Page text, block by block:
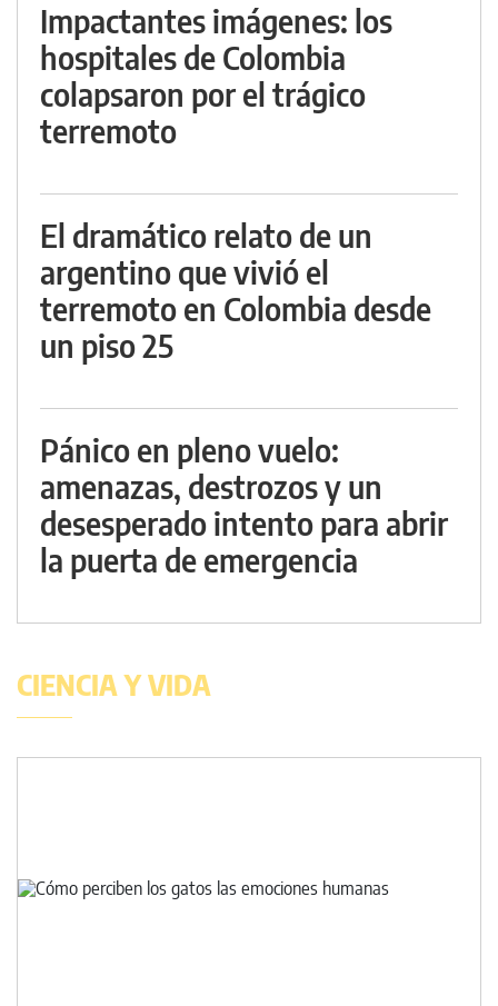
Impactantes imágenes: los
hospitales de Colombia
colapsaron por el trágico
terremoto
El dramático relato de un
argentino que vivió el
terremoto en Colombia desde
un piso 25
Pánico en pleno vuelo:
amenazas, destrozos y un
desesperado intento para abrir
la puerta de emergencia
CIENCIA Y VIDA